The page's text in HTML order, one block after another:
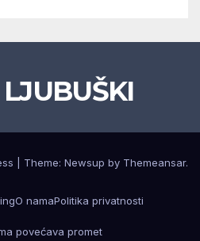
Theme: Newsup by Themeansar.
O namaPolitika privatnosti
povećava promet